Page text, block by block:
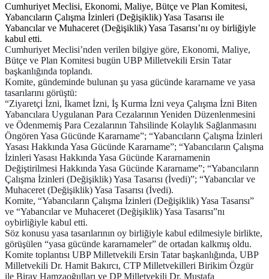
Cumhuriyet Meclisi, Ekonomi, Maliye, Bütçe ve Plan Komitesi,
Yabancıların Çalışma İzinleri (Değişiklik) Yasa Tasarısı ile
Yabancılar ve Muhaceret (Değişiklik) Yasa Tasarısı’nı oy birliğiyle
kabul etti.
Cumhuriyet Meclisi’nden verilen bilgiye göre, Ekonomi, Maliye,
Bütçe ve Plan Komitesi bugün UBP Milletvekili Ersin Tatar
başkanlığında toplandı.
Komite, gündeminde bulunan şu yasa gücünde kararname ve yasa
tasarılarını görüştü:
“Ziyaretçi İzni, İkamet İzni, İş Kurma İzni veya Çalışma İzni Biten
Yabancılara Uygulanan Para Cezalarının Yeniden Düzenlenmesini
ve Ödenmemiş Para Cezalarının Tahsilinde Kolaylık Sağlanmasını
Öngören Yasa Gücünde Kararname”; “Yabancıların Çalışma İzinleri
Yasası Hakkında Yasa Gücünde Kararname”; “Yabancıların Çalışma
İzinleri Yasası Hakkında Yasa Gücünde Kararnamenin
Değiştirilmesi Hakkında Yasa Gücünde Kararname”; “Yabancıların
Çalışma İzinleri (Değişiklik) Yasa Tasarısı (İvedi)”; “Yabancılar ve
Muhaceret (Değişiklik) Yasa Tasarısı (İvedi).
Komite, “Yabancıların Çalışma İzinleri (Değişiklik) Yasa Tasarısı”
ve “Yabancılar ve Muhaceret (Değişiklik) Yasa Tasarısı”nı
oybirliğiyle kabul etti.
Söz konusu yasa tasarılarının oy birliğiyle kabul edilmesiyle birlikte,
görüşülen “yasa gücünde kararnameler” de ortadan kalkmış oldu.
Komite toplantısı UBP Milletvekili Ersin Tatar başkanlığında, UBP
Milletvekili Dr. Hamit Bakırcı, CTP Milletvekilleri Birikim Özgür
ile Biray Hamzaoğulları ve DP Milletvekili Dr. Mustafa